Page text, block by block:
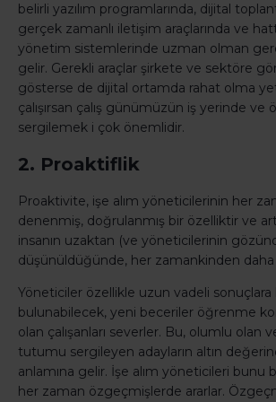
belirli yazılım programlarında, dijital
gerçek zamanlı iletişim araçlarında ve
yönetim sistemlerinde uzman olman
gelir. Gerekli araçlar şirkete ve sektöre
gösterse de dijital ortamda rahat olma
çalışırsan çalış günümüzün iş yerinde ve
sergilemek i çok önemlidir.
2. Proaktiflik
Proaktivite, işe alım yöneticilerinin her
denenmiş, doğrulanmış bir özelliktir ve
insanın uzaktan (ve yöneticilerinin
düşünüldüğünde, her zamankinden
Yöneticiler özellikle uzun vadeli sonuçlara
bulunabilecek, yeni beceriler öğrenme
olan çalışanları severler. Bu, olumlu olan
tutumu sergileyen adayların altın
anlamına gelir. İşe alım yöneticileri bunu
her zaman özgeçmişlerde ararlar.